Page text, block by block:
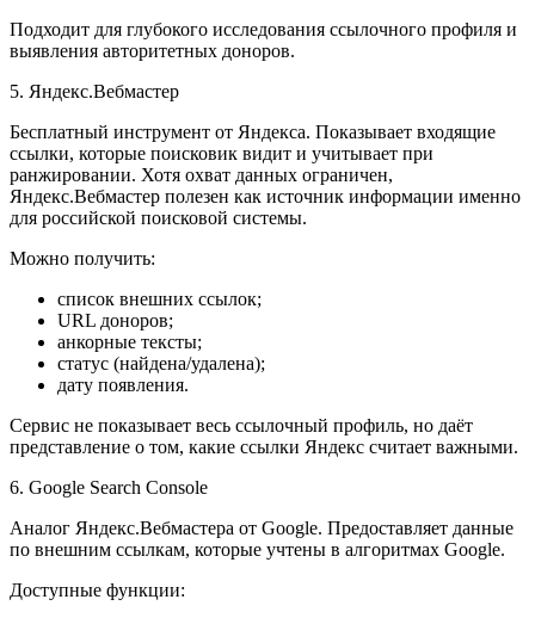
Подходит для глубокого исследования ссылочного профиля и
выявления авторитетных доноров.
5. Яндекс.Вебмастер
Бесплатный инструмент от Яндекса. Показывает входящие
ссылки, которые поисковик видит и учитывает при
ранжировании. Хотя охват данных ограничен,
Яндекс.Вебмастер полезен как источник информации именно
для российской поисковой системы.
Можно получить:
список внешних ссылок;
URL доноров;
анкорные тексты;
статус (найдена/удалена);
дату появления.
Сервис не показывает весь ссылочный профиль, но даёт
представление о том, какие ссылки Яндекс считает важными.
6. Google Search Console
Аналог Яндекс.Вебмастера от Google. Предоставляет данные
по внешним ссылкам, которые учтены в алгоритмах Google.
Доступные функции: